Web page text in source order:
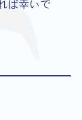
ば幸いで